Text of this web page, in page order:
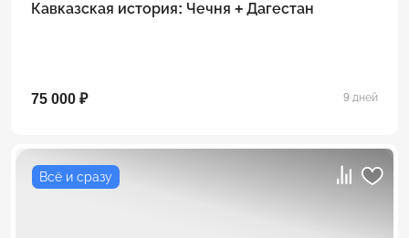
Кавказская история: Чечня + Дагестан
75 000 ₽ 9 дней
Всё и сразу